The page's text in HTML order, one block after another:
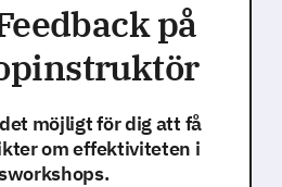
på
möjligt för dig att få
om effektiviteten i